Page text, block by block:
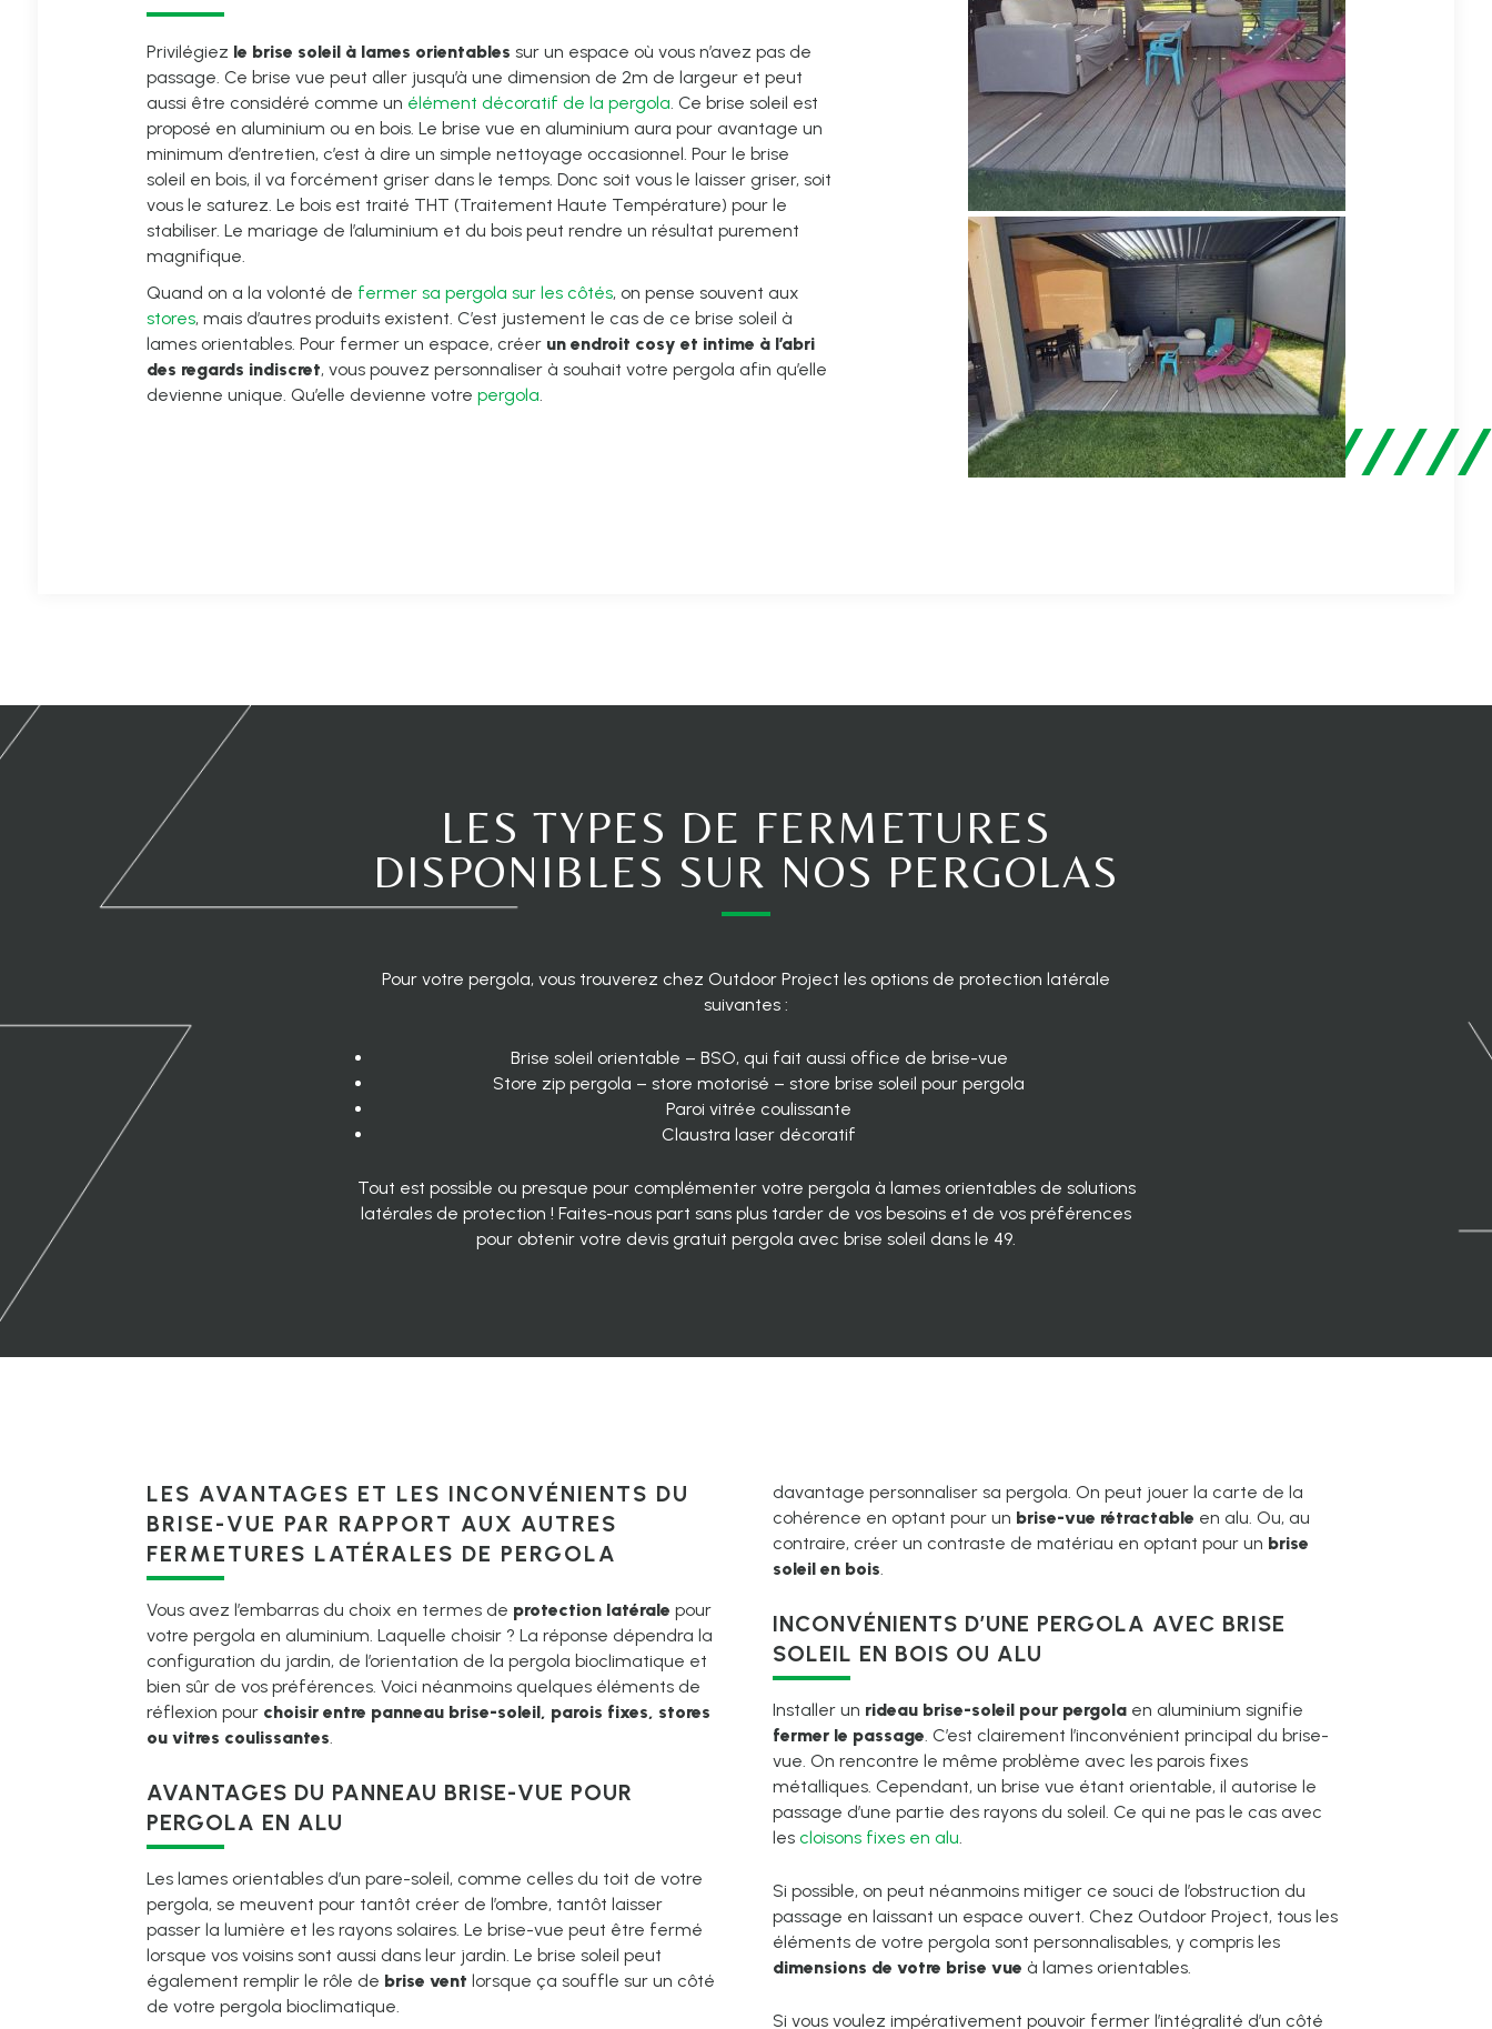
Privilégiez le brise soleil à lames orientables sur un espace où vous n’avez pas de
passage. Ce brise vue peut aller jusqu’à une dimension de 2m de largeur et peut
aussi être considéré comme un élément décoratif de la pergola. Ce brise soleil est
proposé en aluminium ou en bois. Le brise vue en aluminium aura pour avantage un
minimum d’entretien, c’est à dire un simple nettoyage occasionnel. Pour le brise
soleil en bois, il va forcément griser dans le temps. Donc soit vous le laisser griser, soit
vous le saturez. Le bois est traité THT (Traitement Haute Température) pour le
stabiliser. Le mariage de l’aluminium et du bois peut rendre un résultat purement
magnifique.
Quand on a la volonté de fermer sa pergola sur les côtés, on pense souvent aux
stores, mais d’autres produits existent. C’est justement le cas de ce brise soleil à
lames orientables. Pour fermer un espace, créer un endroit cosy et intime à l’abri
des regards indiscret, vous pouvez personnaliser à souhait votre pergola afin qu’elle
devienne unique. Qu’elle devienne votre pergola.
LES TYPES DE FERMETURES
DISPONIBLES SUR NOS PERGOLAS
Pour votre pergola, vous trouverez chez Outdoor Project les options de protection latérale
suivantes :
Brise soleil orientable – BSO, qui fait aussi office de brise-vue
Store zip pergola – store motorisé – store brise soleil pour pergola
Paroi vitrée coulissante
Claustra laser décoratif
Tout est possible ou presque pour complémenter votre pergola à lames orientablesde solutions
latérales de protection ! Faites-nous part sans plus tarder de vos besoins et de vos préférences
pour obtenir votre devis gratuit pergola avec brise soleil dans le 49.
LES AVANTAGES ET LES INCONVÉNIENTS DU
BRISE-VUE PAR RAPPORT AUX AUTRES
FERMETURES LATÉRALES DE PERGOLA
Vous avez l’embarras du choix en termes de protection latérale pour
votre pergola en aluminium. Laquelle choisir ? La réponse dépendra la
configuration du jardin, de l’orientation de la pergola bioclimatique et
bien sûr de vos préférences. Voici néanmoins quelques éléments de
réflexion pour choisir entre panneau brise-soleil, parois fixes, stores
ou vitres coulissantes.
AVANTAGES DU PANNEAU BRISE-VUE POUR
PERGOLA EN ALU
Les lames orientables d’un pare-soleil, comme celles du toit de votre
pergola, se meuvent pour tantôt créer de l’ombre, tantôt laisser
passer la lumière et les rayons solaires. Le brise-vue peut être fermé
lorsque vos voisins sont aussi dans leur jardin. Le brise soleil peut
également remplir le rôle de brise vent lorsque ça souffle sur un côté
de votre pergola bioclimatique.
davantage personnaliser sa pergola. On peut jouer la carte de la
cohérence en optant pour un brise-vue rétractable en alu. Ou, au
contraire, créer un contraste de matériau en optant pour un brise
soleil en bois.
INCONVÉNIENTS D’UNE PERGOLA AVEC BRISE
SOLEIL EN BOIS OU ALU
Installer un rideau brise-soleil pour pergola en aluminium signifie
fermer le passage. C’est clairement l’inconvénient principal du brise-
vue. On rencontre le même problème avec les parois fixes
métalliques. Cependant, un brise vue étant orientable, il autorise le
passage d’une partie des rayons du soleil. Ce qui ne pas le cas avec
les cloisons fixes en alu.
Si possible, on peut néanmoins mitiger ce souci de l’obstruction du
passage en laissant un espace ouvert. Chez Outdoor Project, tous les
éléments de votre pergola sont personnalisables, y compris les
dimensions de votre brise vue à lames orientables.
Si vous voulez impérativement pouvoir fermer l’intégralité d’un côté